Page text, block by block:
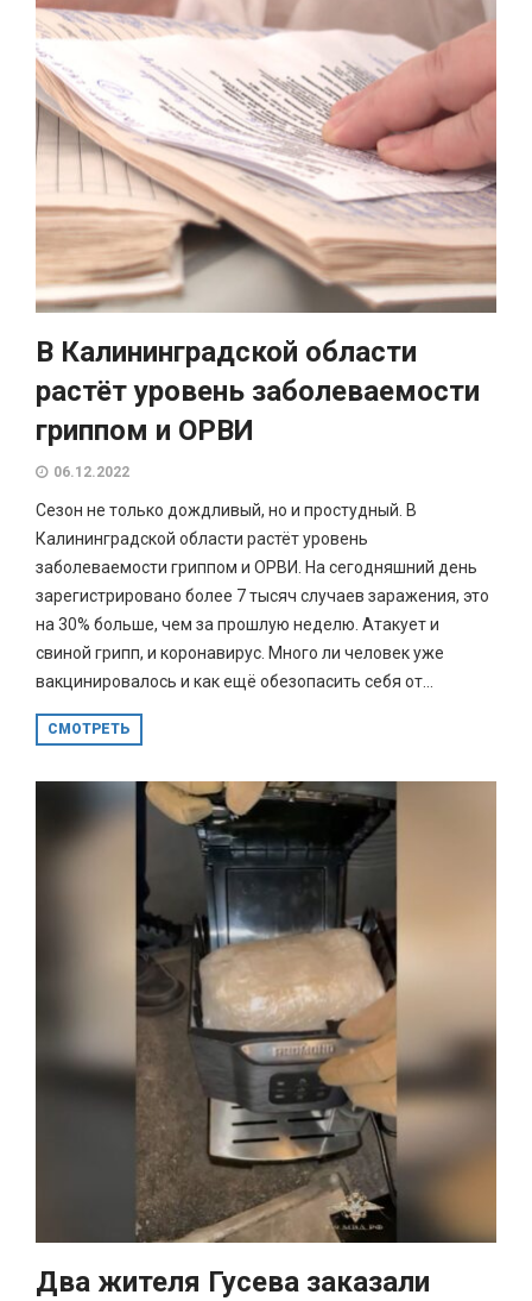
В Калининградской области
растёт уровень заболеваемости
гриппом и ОРВИ
06.12.2022
Сезон не только дождливый, но и простудный. В
Калининградской области растёт уровень
заболеваемости гриппом и ОРВИ. На сегодняшний день
зарегистрировано более 7 тысяч случаев заражения, это
на 30% больше, чем за прошлую неделю. Атакует и
свиной грипп, и коронавирус. Много ли человек уже
вакцинировалось и как ещё обезопасить себя от...
СМОТРЕТЬ
Два жителя Гусева заказали